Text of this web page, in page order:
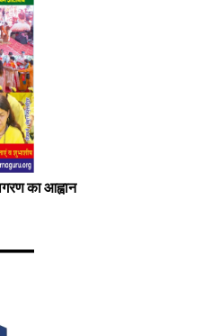
का आह्वान